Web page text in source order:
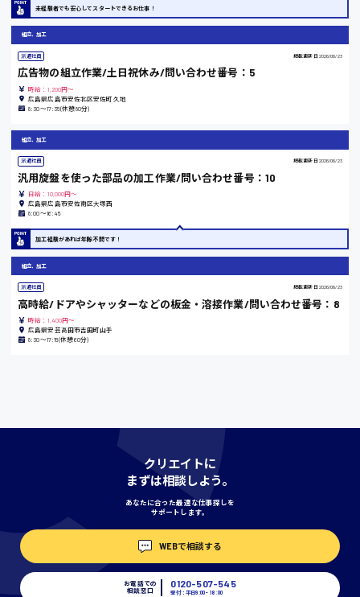
竹原市
東京都
香川県
埼玉県
時給1300円〜
時給1200円〜
時給1100円〜
時給1400円〜
未経験者でも安心してスタートできるお仕事！
組立、加工
派遣社員 掲載更新日 2026/06/23
広告物の組立作業/土日祝休み/問い合わせ番号：5
時給：1,200円～
広島県広島市安佐北区安佐町久地
8:30〜17:35(休憩80分)
組立、加工
派遣社員 掲載更新日 2026/06/23
汎用旋盤を使った部品の加工作業/問い合わせ番号：10
日給：10,000円～
広島県広島市安佐南区大塚西
8:00〜16:45
加工経験があれば年齢不問です！
組立、加工
派遣社員 掲載更新日 2026/06/23
高時給/ドアやシャッターなどの板金・溶接作業/問い合わせ番号：8
時給：1,400円～
広島県安芸高田市吉田町山手
8:30〜17:15(休憩60分)
クリエイトに
まずは相談しよう。
あなたに合った最適な仕事探しを
サポートします。
WEBで相談する
お電話での
相談窓口
0120-507-545
受付：平日9:00 - 18:00